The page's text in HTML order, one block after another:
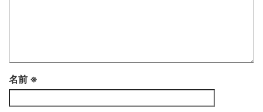
名前 ※